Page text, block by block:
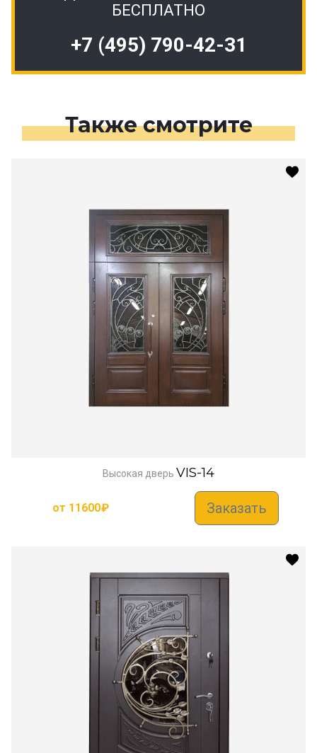
БЕСПЛАТНО
+7 (495) 790-42-31
Также смотрите
Высокая дверь VIS-14
от 11600₽ Заказать